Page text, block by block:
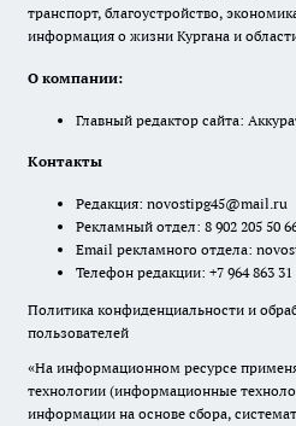
транспорт, благоустройство,
информация о жизни Кургана и
О компании:
Главный редактор сайта:
Контакты
Редакция: novostipg45@mail.ru
Рекламный отдел: 8 902 205 50
Email рекламного отдела:
Телефон редакции: +7 964 863 31
Политика конфиденциальности и
пользователей
«На информационном ресурсе
технологии (информационные
информации на основе сбора,